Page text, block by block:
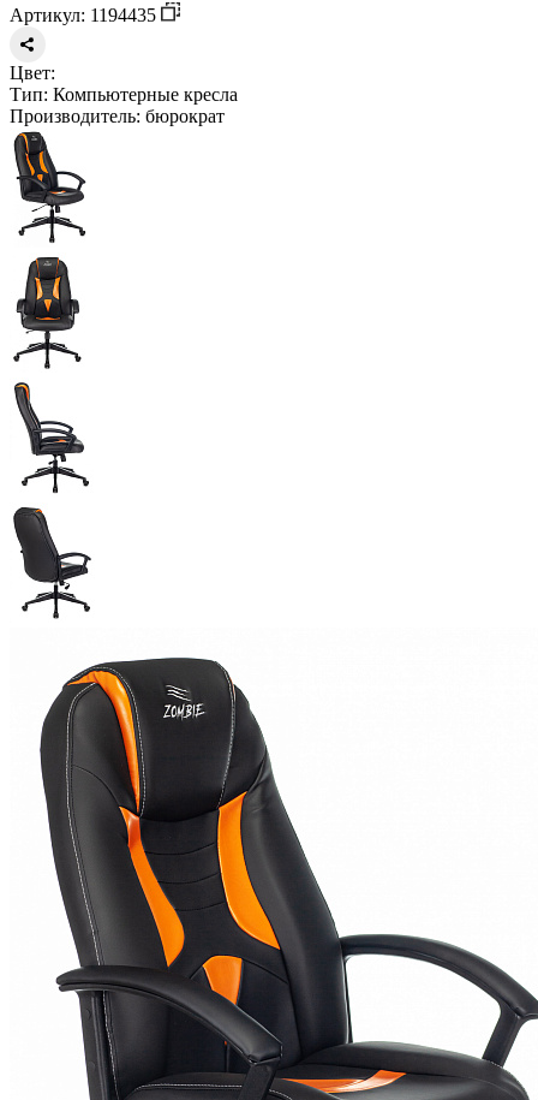
Артикул: 1194435
Цвет:
Тип: Компьютерные кресла
Производитель: бюрократ